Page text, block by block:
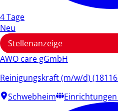
4 Tage
Neu
Stellenanzeige
AWO care gGmbH
Reinigungskraft (m/w/d)
Schwebheim